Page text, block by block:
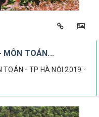
MÔN TOÁN...
TOÁN - TP HÀ NỘI 2019 -